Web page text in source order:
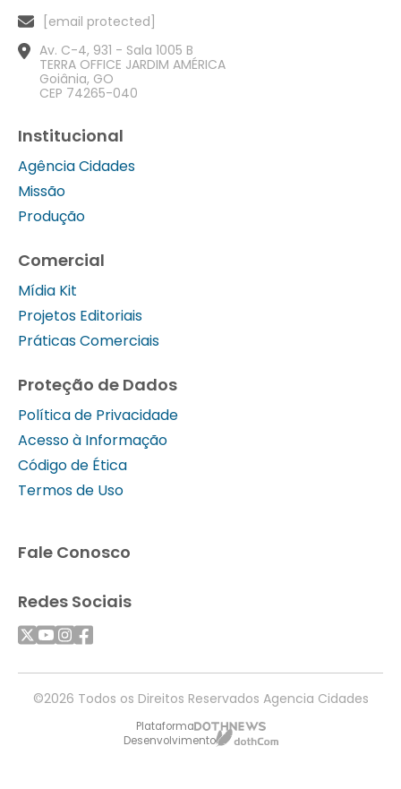
[email protected]
Av. C-4, 931 - Sala 1005 B
TERRA OFFICE JARDIM AMÉRICA
Goiânia, GO
CEP 74265-040
Institucional
Agência Cidades
Missão
Produção
Comercial
Mídia Kit
Projetos Editoriais
Práticas Comerciais
Proteção de Dados
Política de Privacidade
Acesso à Informação
Código de Ética
Termos de Uso
Fale Conosco
Redes Sociais
©2026 Todos os Direitos Reservados Agencia Cidades
Plataforma
Desenvolvimento